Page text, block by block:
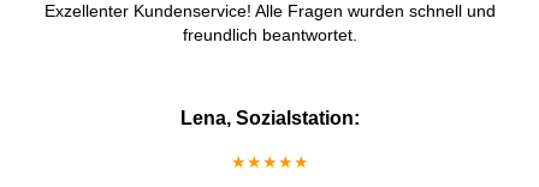
Exzellenter Kundenservice! Alle Fragen wurden schnell und
freundlich beantwortet.
Lena, Sozialstation:
★★★★★